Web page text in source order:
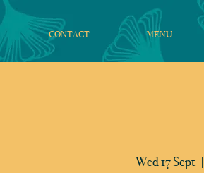
CONTACT MENU
Wed 17 Sept
  |